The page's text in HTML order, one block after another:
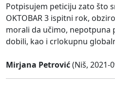
Potpisujem peticiju zato što
OKTOBAR 3 ispitni rok,
morali da učimo, nepotpuna
dobili, kao i crlokupnu
Mirjana Petrović(Niš, 2021-